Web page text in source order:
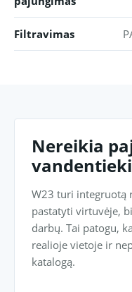
Filtravimas
Nereikia
W23 turi integruotą
pastatyti virtuvėje,
darbų. Tai patogu,
realioje vietoje ir
katalogą.